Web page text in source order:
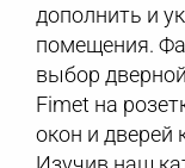
дополнить и
помещения.
выбор
Fimet на
окон и дверей